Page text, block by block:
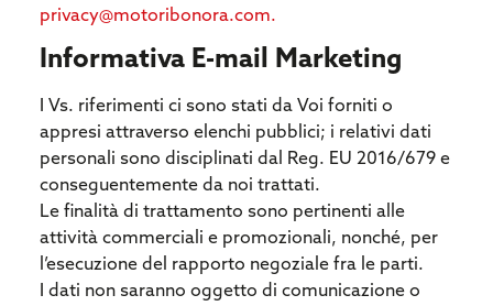
privacy@motoribonora.com.
Informativa E-mail Marketing
I Vs. riferimenti ci sono stati da Voi forniti o
appresi attraverso elenchi pubblici; i relativi dati
personali sono disciplinati dal Reg. EU 2016/679 e
conseguentemente da noi trattati.
Le finalità di trattamento sono pertinenti alle
attività commerciali e promozionali, nonché, per
l’esecuzione del rapporto negoziale fra le parti.
I dati non saranno oggetto di comunicazione o